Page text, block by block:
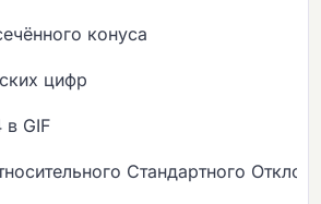
конуса
цифр
в GIF
Стандартного